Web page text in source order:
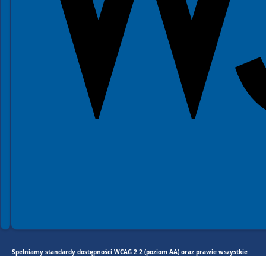
Spełniamy standardy dostępności WCAG 2.2 (poziom AA) oraz prawie wszystkie